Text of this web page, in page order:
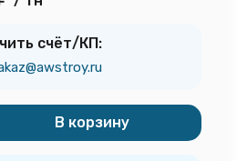
счёт/КП:
В корзину